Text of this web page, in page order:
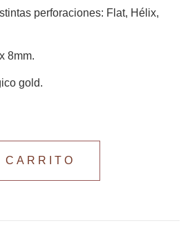
perforaciones: Flat, Hélix,
8mm.
gold.